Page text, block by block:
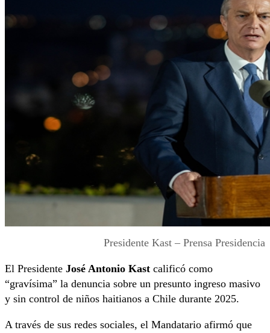
Presidente Kast – Prensa Presidencia
El Presidente José Antonio Kast calificó como
“gravísima” la denuncia sobre un presunto ingreso masivo
y sin control de niños haitianos a Chile durante 2025.
A través de sus redes sociales, el Mandatario afirmó que